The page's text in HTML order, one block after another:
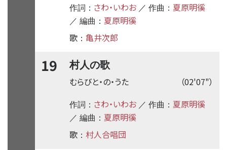
作詞： さわ・いわお ／ 作曲： 夏原明徯
／ 編曲： 夏原明徯
歌 ： 亀井次郎
19 村人の歌
（02'07"）
むらびと・の・うた
作詞： さわ・いわお ／ 作曲： 夏原明徯
／ 編曲： 夏原明徯
歌 ： 村人合唱団